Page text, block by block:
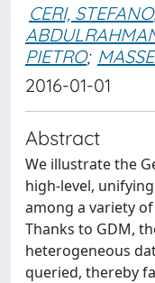
CERI, STEFANO
PIETRO;
2016-01-01
Abstract
We illustrate the
high-level,
among a variety
Thanks to GDM,
heterogeneous
queried, thereby